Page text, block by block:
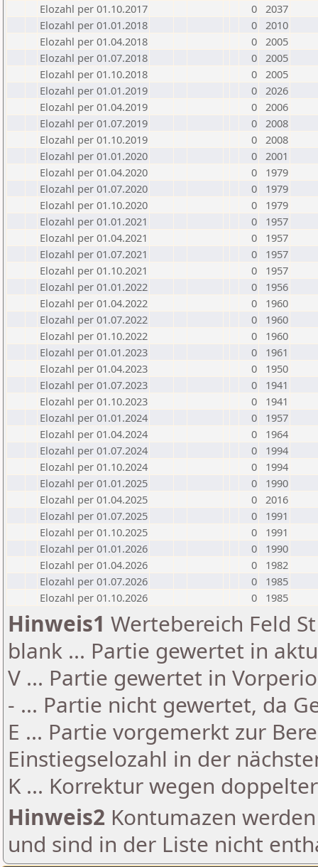
Elozahl per 01.10.2017
0 2037
Elozahl per 01.01.2018
0 2010
Elozahl per 01.04.2018
0 2005
Elozahl per 01.07.2018
0 2005
Elozahl per 01.10.2018
0 2005
Elozahl per 01.01.2019
0 2026
Elozahl per 01.04.2019
0 2006
Elozahl per 01.07.2019
0 2008
Elozahl per 01.10.2019
0 2008
Elozahl per 01.01.2020
0 2001
Elozahl per 01.04.2020
0
1979
Elozahl per 01.07.2020
0
1979
Elozahl per 01.10.2020
0
1979
Elozahl per 01.01.2021
0
1957
Elozahl per 01.04.2021
0
1957
Elozahl per 01.07.2021
0
1957
Elozahl per 01.10.2021
0
1957
Elozahl per 01.01.2022
0
1956
Elozahl per 01.04.2022
0
1960
Elozahl per 01.07.2022
0
1960
Elozahl per 01.10.2022
0
1960
Elozahl per 01.01.2023
0
1961
Elozahl per 01.04.2023
0
1950
Elozahl per 01.07.2023
0
1941
Elozahl per 01.10.2023
0
1941
Elozahl per 01.01.2024
0
1957
Elozahl per 01.04.2024
0
1964
Elozahl per 01.07.2024
0
1994
Elozahl per 01.10.2024
0
1994
Elozahl per 01.01.2025
0
1990
Elozahl per 01.04.2025
0 2016
Elozahl per 01.07.2025
0
1991
Elozahl per 01.10.2025
0
1991
Elozahl per 01.01.2026
0
1990
Elozahl per 01.04.2026
0
1982
Elozahl per 01.07.2026
0
1985
Elozahl per 01.10.2026
0 1985
Hinweis1 Wertebereich Feld
blank ... Partie gewertet in
V ... Partie gewertet in
- ... Partie nicht gewertet, da
E ... Partie vorgemerkt zur
Einstiegselozahl in der
K ... Korrektur wegen
Hinweis2 Kontumazen
und sind in der Liste nicht